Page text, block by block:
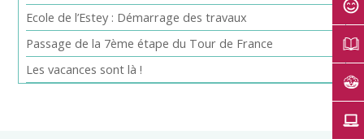
Ecole de l’Estey : Démarrage des travaux
Passage de la 7ème étape du Tour de France
Les vacances sont là !